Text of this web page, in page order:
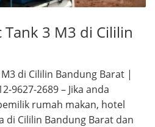
Tank 3 M3 di Cililin
di Cililin Bandung Barat |
9627-2689 – Jika anda
rumah makan, hotel
di Cililin Bandung Barat dan